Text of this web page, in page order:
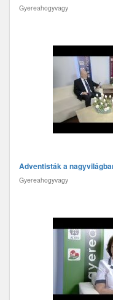
Gyereahogyvagy
Adventisták a
Gyereahogyvagy